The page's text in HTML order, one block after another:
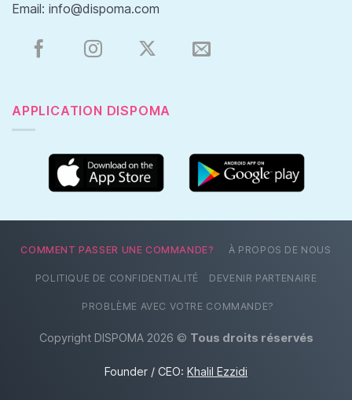
Email: info@dispoma.com
APPLICATION DISPOMA
COMMENT PASSER UNE COMMANDE? À PROPOS DE NOUS
POLITIQUE DE CONFIDENTIALITÉ DEVENIR PARTENAIRE
PROBLÈME AVEC VOTRE COMMANDE?
Copyright DISPOMA 2026 © Tous droits réservés
Founder / CEO: Khalil Ezzidi